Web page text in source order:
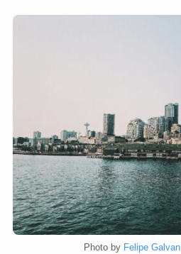
Photo by Felipe Galvan